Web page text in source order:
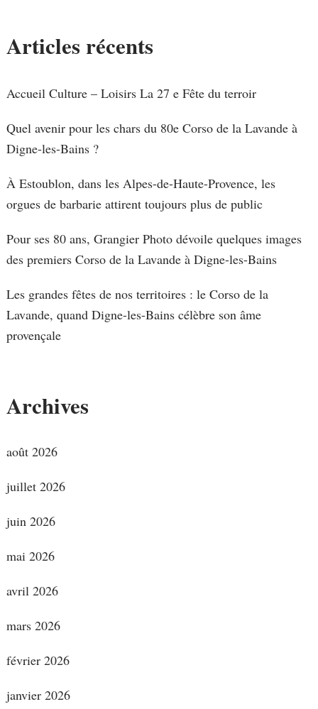
Articles récents
Accueil Culture – Loisirs La 27 e Fête du terroir
Quel avenir pour les chars du 80e Corso de la Lavande à
Digne-les-Bains ?
À Estoublon, dans les Alpes-de-Haute-Provence, les
orgues de barbarie attirent toujours plus de public
Pour ses 80 ans, Grangier Photo dévoile quelques images
des premiers Corso de la Lavande à Digne-les-Bains
Les grandes fêtes de nos territoires : le Corso de la
Lavande, quand Digne-les-Bains célèbre son âme
provençale
Archives
août 2026
juillet 2026
juin 2026
mai 2026
avril 2026
mars 2026
février 2026
janvier 2026